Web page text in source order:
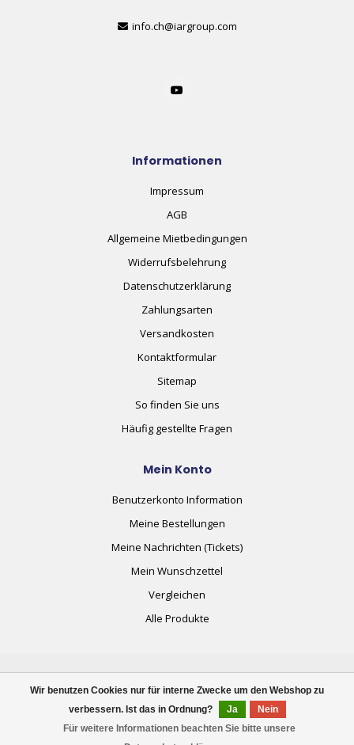
Wir benutzen Cookies nur für interne Zwecke um den Webshop zu
verbessern. Ist das in Ordnung?
Ja
Nein
Für weitere Informationen beachten Sie bitte unsere
info.ch@iargroup.com
Informationen
Impressum
AGB
Allgemeine Mietbedingungen
Widerrufsbelehrung
Datenschutzerklärung
Zahlungsarten
Versandkosten
Kontaktformular
Sitemap
So finden Sie uns
Häufig gestellte Fragen
Mein Konto
Benutzerkonto Information
Meine Bestellungen
Meine Nachrichten (Tickets)
Mein Wunschzettel
Vergleichen
Alle Produkte
© Copyright 2026 plug+automate.swiss